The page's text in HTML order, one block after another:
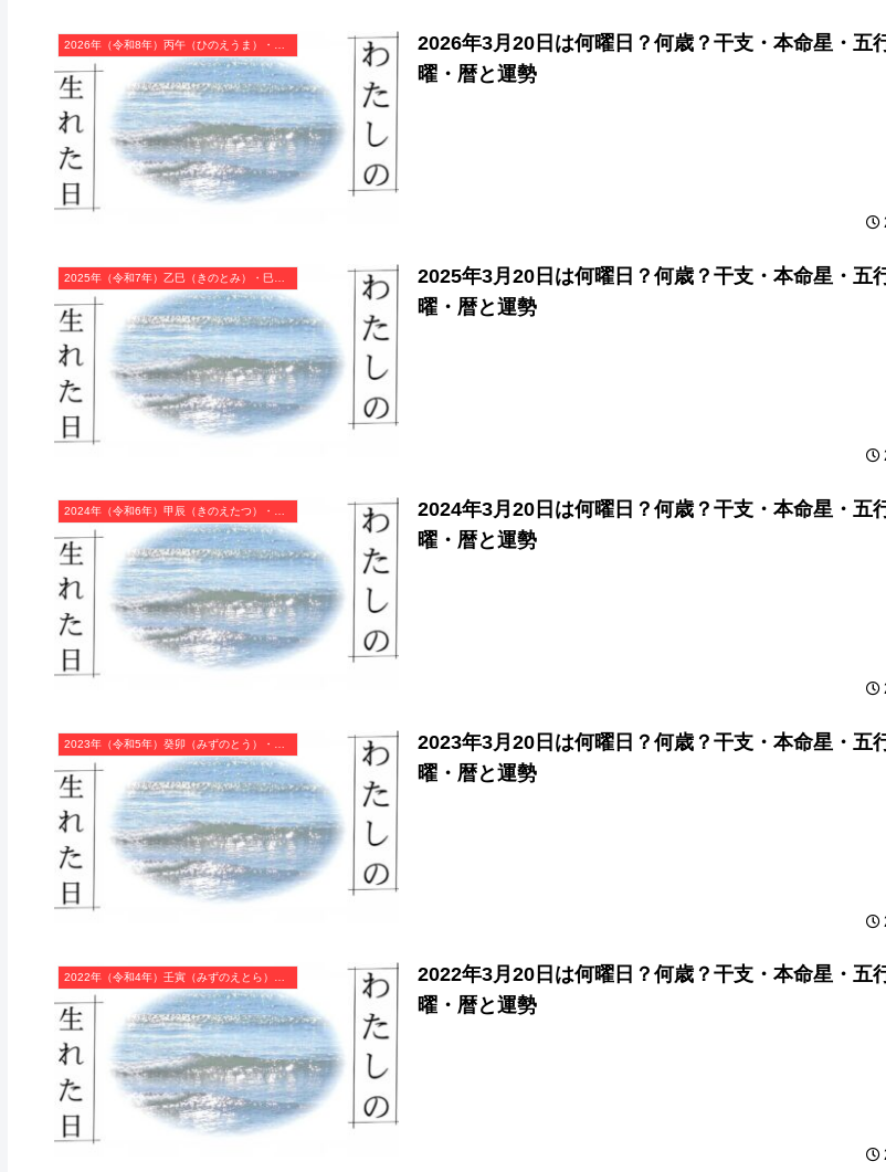
2026年3月20日は何曜日？何歳？干支・本命星・五
曜・暦と運勢
2025年（令和7年）乙巳（きのとみ）・巳年（へび年）カレンダー（月曜はじまり）
2025年3月20日は何曜日？何歳？干支・本命星・五
曜・暦と運勢
2024年3月20日は何曜日？何歳？干支・本命星・五
曜・暦と運勢
2023年3月20日は何曜日？何歳？干支・本命星・五
曜・暦と運勢
2022年3月20日は何曜日？何歳？干支・本命星・五
曜・暦と運勢